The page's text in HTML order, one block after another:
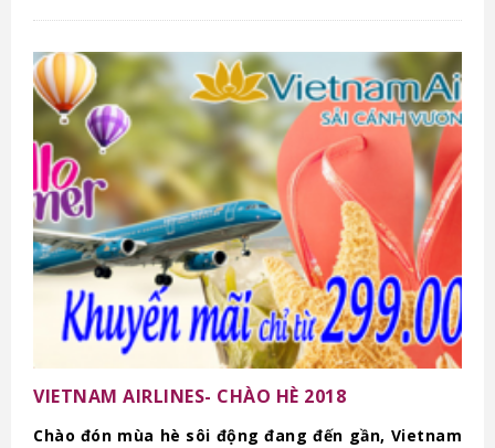
VIETNAM AIRLINES- CHÀO HÈ 2018
Chào đón mùa hè sôi động đang đến gần, Vietnam